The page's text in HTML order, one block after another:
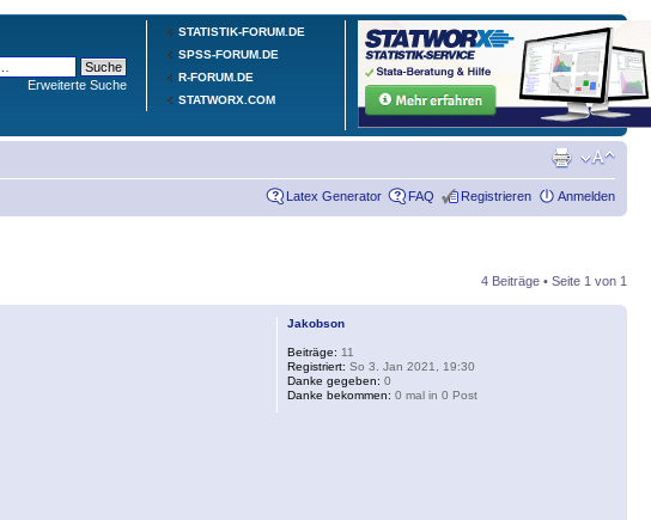
STATISTIK-FORUM.DE
SPSS-FORUM.DE
R-FORUM.DE
STATWORX.COM
Erweiterte Suche
Latex Generator FAQ Registrieren Anmelden
4 Beiträge • Seite 1 von 1
Jakobson
Beiträge: 11
Registriert: So 3. Jan 2021, 19:30
Danke gegeben: 0
Danke bekommen: 0 mal in 0 Post